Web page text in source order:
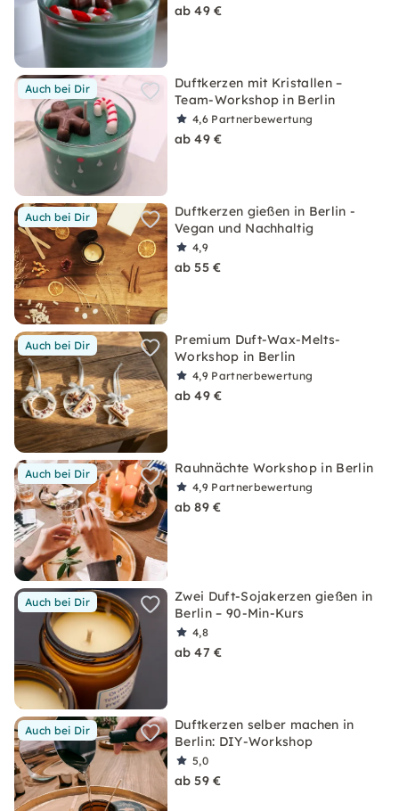
ab 49 €
Auch bei Dir
Duftkerzen mit Kristallen –
Team-Workshop in Berlin
4,6 Partnerbewertung
ab 49 €
Auch bei Dir
Duftkerzen gießen in Berlin -
Vegan und Nachhaltig
4,9
ab 55 €
Auch bei Dir
Premium Duft-Wax-Melts-
Workshop in Berlin
4,9 Partnerbewertung
ab 49 €
Auch bei Dir Rauhnächte Workshop in Berlin
4,9 Partnerbewertung
ab 89 €
Auch bei Dir
Zwei Duft-Sojakerzen gießen in
Berlin – 90-Min-Kurs
4,8
ab 47 €
Auch bei Dir
Duftkerzen selber machen in
Berlin: DIY-Workshop
5,0
ab 59 €